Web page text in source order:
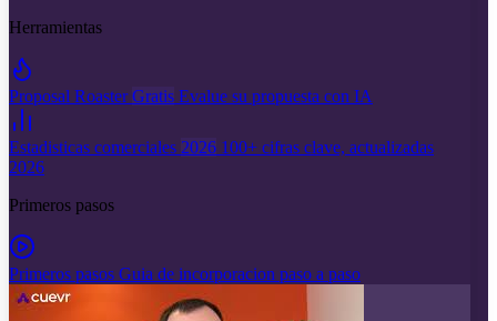
Herramientas
Proposal RoasterGratis Evalue su propuesta con IA
Estadisticas comerciales 2026 100+ cifras clave, actualizadas
2026
Primeros pasos
Primeros pasos Guia de incorporacion paso a paso